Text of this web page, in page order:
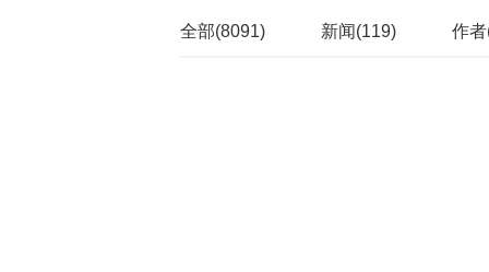
全部(8091) 新闻(119) 作